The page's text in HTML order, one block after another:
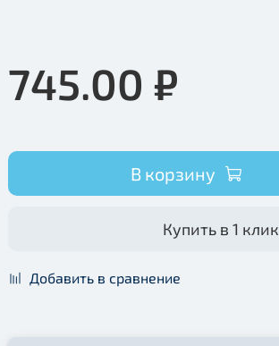
745.00 ₽
В корзину
Купить в 1 клик
Добавить в сравнение